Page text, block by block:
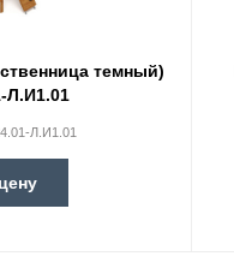
темный)
Л.И1.01
Л.И1.01